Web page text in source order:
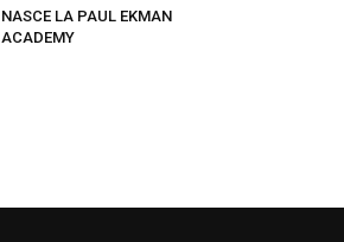
NASCE LA PAUL EKMAN
ACADEMY